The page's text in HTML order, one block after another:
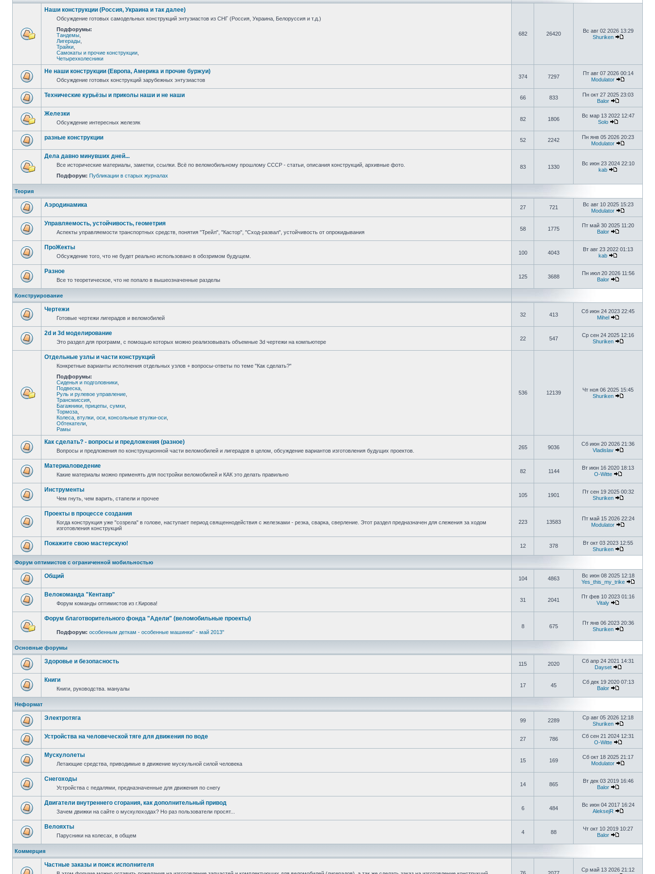
Наши конструкции (Россия, Украина и так далее)
Обсуждение готовых самодельных конструкций энтузиастов из СНГ (Россия, Украина, Белоруссия и т.д.)
Подфорумы:
Тандемы
Лигерады
Трайки
Самокаты и прочие конструкции
Четырехколесники
682 26420
Вс авг 02 2026 13:29
Shuriken
Не наши конструкции (Европа, Америка и прочие буржуи)
Обсуждение готовых конструкций зарубежных энтузиастов
374 7297
Пт авг 07 2026 00:14
Modulator
Технические курьёзы и приколы наши и не наши 66 833
Пн окт 27 2025 23:03
Balor
Железки
Обсуждение интересных железяк
82 1806
Вс мар 13 2022 12:47
Solo
разные конструкции 52 2242
Пн янв 05 2026 20:23
Modulator
Дела давно минувших дней...
Все исторические материалы, заметки, ссылки. Всё по веломобильному прошлому СССР - статьи, описания конструкций, архивные фото.
Подфорум: Публикации в старых журналах
83 1330
Вс июн 23 2024 22:10
kab
Теория
Аэродинамика 27 721
Вс авг 10 2025 15:23
Modulator
Управляемость, устойчивость, геометрия
Аспекты управляемости транспортных средств, понятия "Трейл", "Кастор", "Сход-развал", устойчивость от опрокидывания
58 1775
Пт май 30 2025 11:20
Balor
ПроЖекты
Обсуждение того, что не будет реально использовано в обозримом будущем.
100 4043
Вт авг 23 2022 01:13
kab
Разное
Все то теоретическое, что не попало в вышеозначенные разделы
125 3688
Пн июл 20 2026 11:56
Balor
Конструирование
Чертежи
Готовые чертежи лигерадов и веломобилей
32 413
Сб июн 24 2023 22:45
Mihel
2d и 3d моделирование
Это раздел для программ, с помощью которых можно реализовывать объемные 3d чертежи на компьютере
22 547
Ср сен 24 2025 12:16
Shuriken
Отдельные узлы и части конструкций
Конкретные варианты исполнения отдельных узлов + вопросы-ответы по теме "Как сделать?"
Подфорумы:
Сиденья и подголовники
Подвеска
Руль и рулевое управление
Трансмиссия
Багажники, прицепы, сумки
Тормоза
Колеса, втулки, оси, консольные втулки-оси
Обтекатели
Рамы
536 12139
Чт ноя 06 2025 15:45
Shuriken
Как сделать? - вопросы и предложения (разное)
Вопросы и предложения по конструкционной части веломобилей и лигерадов в целом, обсуждение вариантов изготовления будущих проектов.
265 9036
Сб июн 20 2026 21:36
Vladislav
Материаловедение
Какие материалы можно применять для постройки веломобилей и КАК это делать правильно
82 1144
Вт июн 16 2020 18:13
O-Witte
Инструменты
Чем гнуть, чем варить, стапели и прочее
105 1901
Пт сен 19 2025 00:32
Shuriken
Проекты в процессе создания
Когда конструкция уже "созрела" в голове, наступает период священнодействия с железками - резка, сварка, сверление. Этот раздел предназначен для слежения за ходом
изготовления конструкций
223 13583
Пт май 15 2026 22:24
Modulator
Покажите свою мастерскую! 12 378
Вт окт 03 2023 12:55
Shuriken
Форум оптимистов с ограниченной мобильностью
Общий 104 4863
Вс июн 08 2025 12:18
Yes_this_my_trike
Велокоманда "Кентавр"
Форум команды оптимистов из г.Кирова!
31 2041
Пт фев 10 2023 01:16
Vitaly
Форум благотворительного фонда "Адели" (веломобильные проекты)
Подфорум: особенным деткам - особенные машинки" - май 2013"
8 675
Пт янв 06 2023 20:36
Shuriken
Основные форумы
Здоровье и безопасность 115 2020
Сб апр 24 2021 14:31
Dayset
Книги
Книги, руководства. мануалы
17 45
Сб дек 19 2020 07:13
Balor
Неформат
Электротяга 99 2289
Ср авг 05 2026 12:18
Shuriken
Устройства на человеческой тяге для движения по воде 27 786
Сб сен 21 2024 12:31
O-Witte
Мускулолеты
Летающие средства, приводимые в движение мускульной силой человека
15 169
Сб окт 18 2025 21:17
Modulator
Снегоходы
Устройства с педалями, предназначенные для движения по снегу
14 865
Вт дек 03 2019 16:46
Balor
Двигатели внутреннего сгорания, как дополнительный привод
Зачем движки на сайте о мускулоходах? Но раз пользователи просят...
6 484
Вс июн 04 2017 16:24
AleksejR
Велояхты
Парусники на колесах, в общем
4 88
Чт окт 10 2019 10:27
Balor
Коммерция
Частные заказы и поиск исполнителя
Ср май 13 2026 21:12